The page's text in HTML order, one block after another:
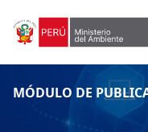
MÓDULO DE